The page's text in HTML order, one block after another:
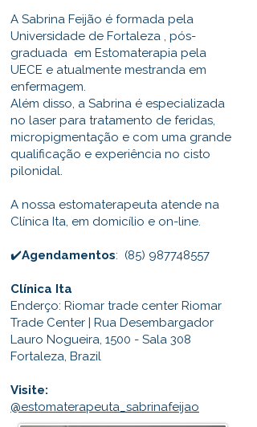
A Sabrina Feijão é formada pela
Universidade de Fortaleza , pós-
graduada em Estomaterapia pela
UECE e atualmente mestranda em
enfermagem.
Além disso, a Sabrina é especializada
no laser para tratamento de feridas,
micropigmentação e com uma grande
qualificação e experiência no cisto
pilonidal.
A nossa estomaterapeuta atende na
Clínica Ita, em domicílio e on-line.
✔️Agendamentos: (85) 987748557
Clínica Ita
Enderço: Riomar trade center Riomar
Trade Center | Rua Desembargador
Lauro Nogueira, 1500 - Sala 308
Fortaleza, Brazil
Visite:
@estomaterapeuta_sabrinafeijao